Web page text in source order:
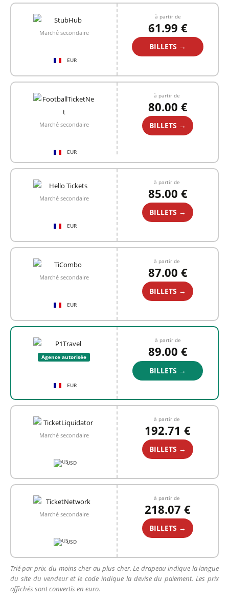
Marché secondaire
EUR
à partir de
61.99 €
BILLETS →
Marché secondaire
EUR
à partir de
80.00 €
BILLETS →
Marché secondaire
EUR
à partir de
85.00 €
BILLETS →
Marché secondaire
EUR
à partir de
87.00 €
BILLETS →
Agence autorisée
EUR
à partir de
89.00 €
BILLETS →
Marché secondaire
USD
à partir de
192.71 €
BILLETS →
Marché secondaire
USD
à partir de
218.07 €
BILLETS →
Trié par prix, du moins cher au plus cher. Le drapeau indique la langue
du site du vendeur et le code indique la devise du paiement. Les prix
affichés sont convertis en euro.